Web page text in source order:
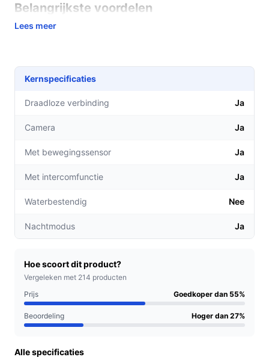
Belangrijkste voordelen
Met de Aqara Smart Video Doorbell G4 profiteert u van
**AI-gezichtsherkenning**: U ontvangt meldingen
van bekende gezichten, waardoor u direct kunt
zien wie er voor uw deur staat.
batterijen als bedraad worden gebruikt, wat
vergemakkelijkt.
**Duidelijke videokwaliteit**: Met een 1080P HD
van uw bezoekers.
Voor welke doelgroep?
waarde hechten aan veiligheid en gebruiksgemak. Ook
geschikt voor mensen die vaak onderweg zijn en op
afstand toegang willen hebben tot hun deurbel en
bezoekers.
Lees meer
Kernspecificaties
Draadloze verbinding Ja
Camera Ja
Met bewegingssensor Ja
Met intercomfunctie Ja
Waterbestendig Nee
Nachtmodus Ja
Hoe scoort dit product?
Vergeleken met 214 producten
Prijs
Goedkoper dan 55%
Beoordeling Hoger dan 27%
Alle specificaties